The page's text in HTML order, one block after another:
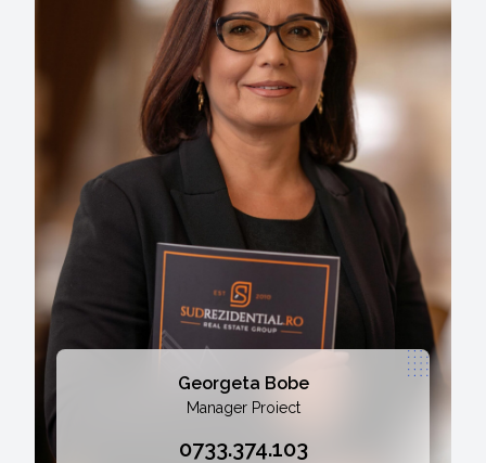
Georgeta Bobe
Manager Proiect
0733.374.103